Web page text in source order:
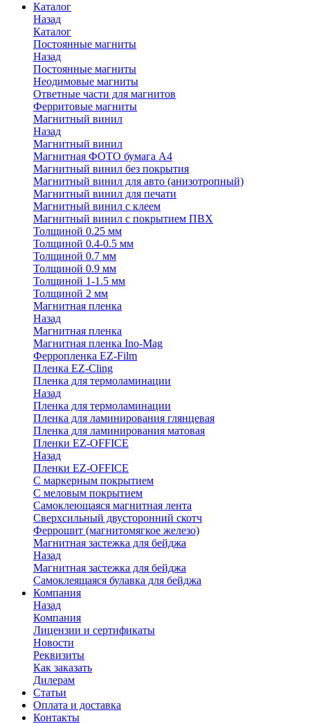
Каталог
Назад
Каталог
Постоянные магниты
Назад
Постоянные магниты
Неодимовые магниты
Ответные части для магнитов
Ферритовые магниты
Магнитный винил
Назад
Магнитный винил
Магнитная ФОТО бумага А4
Магнитный винил без покрытия
Магнитный винил для авто (анизотропный)
Магнитный винил для печати
Магнитный винил с клеем
Магнитный винил с покрытием ПВХ
Толщиной 0.25 мм
Толщиной 0.4-0.5 мм
Толщиной 0.7 мм
Толщиной 0.9 мм
Толщиной 1-1.5 мм
Толщиной 2 мм
Магнитная пленка
Назад
Магнитная пленка
Магнитная пленка Ino-Mag
Ферропленка EZ-Film
Пленка EZ-Cling
Пленка для термоламинации
Назад
Пленка для термоламинации
Пленка для ламинирования глянцевая
Пленка для ламинирования матовая
Пленки EZ-OFFICE
Назад
Пленки EZ-OFFICE
С маркерным покрытием
С меловым покрытием
Самоклеющаяся магнитная лента
Сверхсильный двусторонний скотч
Феррошит (магнитомягкое железо)
Магнитная застежка для бейджа
Назад
Магнитная застежка для бейджа
Самоклеящаяся булавка для бейджа
Компания
Назад
Компания
Лицензии и сертификаты
Новости
Реквизиты
Как заказать
Дилерам
Статьи
Оплата и доставка
Контакты